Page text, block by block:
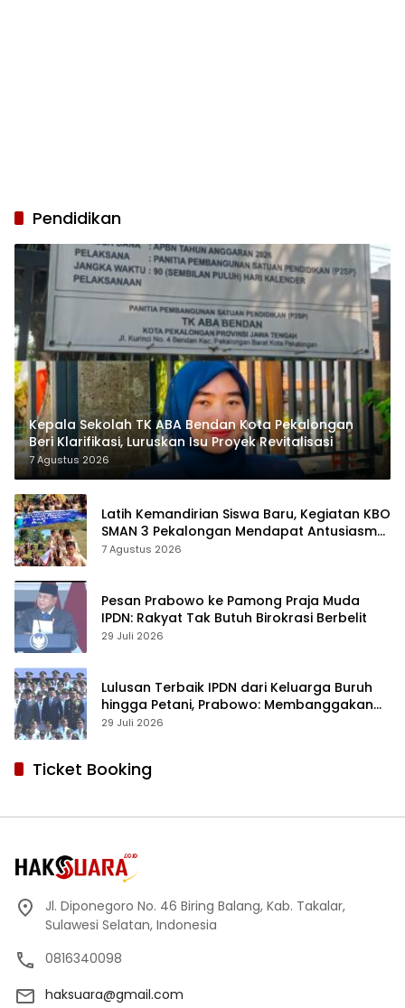
Pendidikan
Kepala Sekolah TK ABA Bendan Kota Pekalongan
Beri Klarifikasi, Luruskan Isu Proyek Revitalisasi
7 Agustus 2026
Latih Kemandirian Siswa Baru, Kegiatan KBO
SMAN 3 Pekalongan Mendapat Antusiasme
dan Respon Positif Orang Tua Murid
7 Agustus 2026
Pesan Prabowo ke Pamong Praja Muda
IPDN: Rakyat Tak Butuh Birokrasi Berbelit
29 Juli 2026
Lulusan Terbaik IPDN dari Keluarga Buruh
hingga Petani, Prabowo: Membanggakan
Hati Saya
29 Juli 2026
Ticket Booking
Jl. Diponegoro No. 46 Biring Balang, Kab. Takalar,
Sulawesi Selatan, Indonesia
0816340098
haksuara@gmail.com